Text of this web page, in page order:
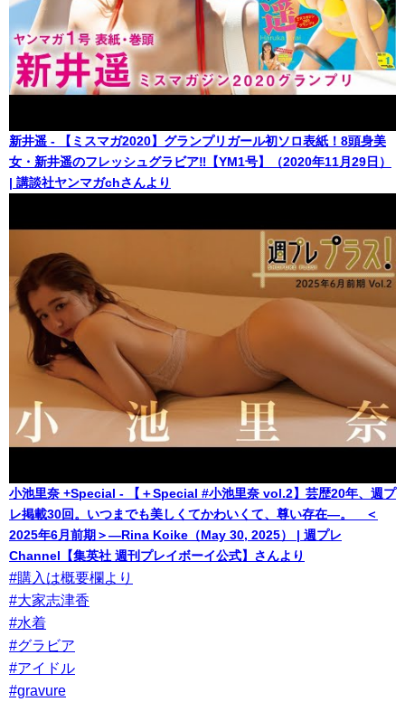
新井遥 - 【ミスマガ2020】グランプリガール初ソロ表紙！8頭身美
女・新井遥のフレッシュグラビア‼【YM1号】（2020年11月29日）
| 講談社ヤンマガchさんより
小池里奈 +Special - 【＋Special #小池里奈 vol.2】芸歴20年、週プ
レ掲載30回。いつまでも美しくてかわいくて、尊い存在―。 ＜
2025年6月前期＞―Rina Koike（May 30, 2025） | 週プレ
Channel【集英社 週刊プレイボーイ公式】さんより
#購入は概要欄より
#大家志津香
#水着
#グラビア
#アイドル
#gravure